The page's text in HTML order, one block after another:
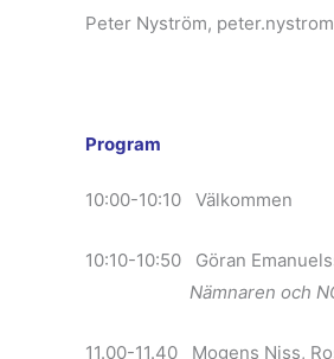
Peter Nyström,
Program
10:00-10:10 Välkommen
10:10-10:50 Göran
Nämnaren och NCM –
11.00-11.40 Mogens Niss,